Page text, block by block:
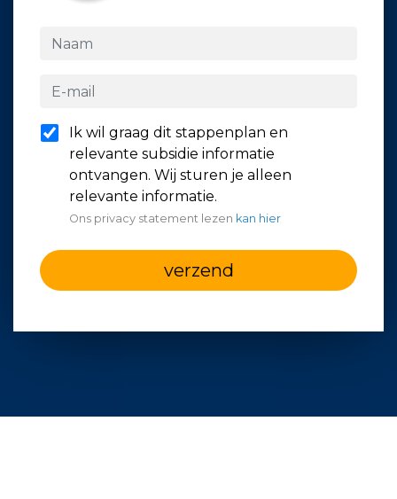
Ik wil graag dit stappenplan en
relevante subsidie informatie
ontvangen. Wij sturen je alleen
relevante informatie.
Ons privacy statement lezen kan hier
verzend